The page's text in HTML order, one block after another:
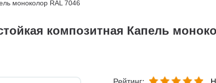
моноколор RAL 7046
композитная Капель